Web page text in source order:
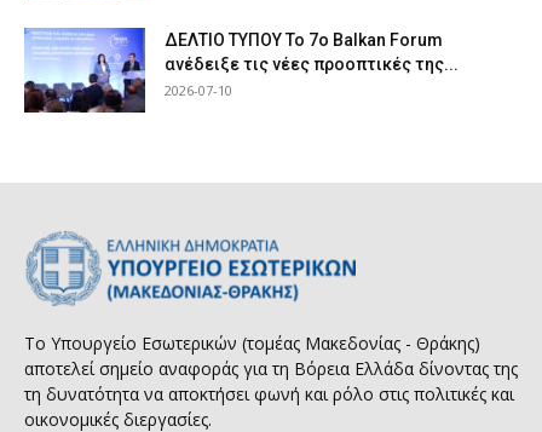
ΔΕΛΤΙΟ ΤΥΠΟΥ Το 7ο Balkan Forum
ανέδειξε τις νέες προοπτικές της...
2026-07-10
Το Υπουργείο Εσωτερικών (τομέας Μακεδονίας - Θράκης)
αποτελεί σημείο αναφοράς για τη Βόρεια Ελλάδα δίνοντας της
τη δυνατότητα να αποκτήσει φωνή και ρόλο στις πολιτικές και
οικονομικές διεργασίες.